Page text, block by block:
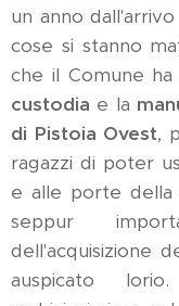
un anno
cose si stanno
che il Comune
custodia e la
di Pistoia Ovest,
ragazzi di poter
e alle porte della
seppur
dell'acquisizione
auspicato